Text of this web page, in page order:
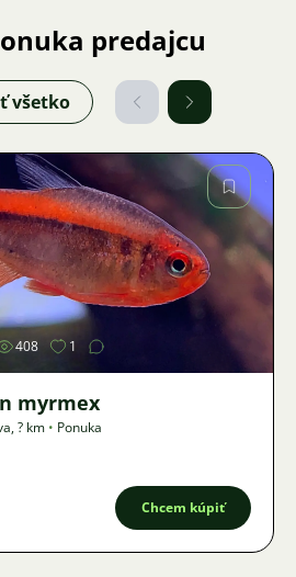
predajcu
všetko
Obrázok
408 1
myrmex
,? km • Ponuka
Chcem kúpiť